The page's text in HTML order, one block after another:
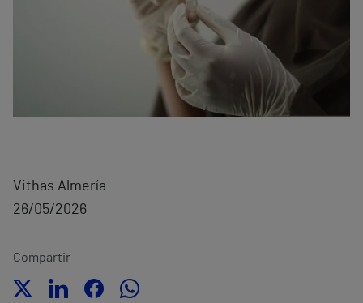
Vithas Almería
26/05/2026
Compartir